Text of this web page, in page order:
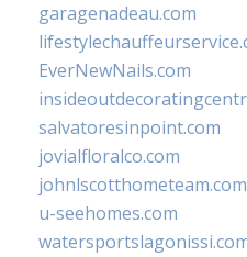
garagenadeau.com
EverNewNails.com
salvatoresinpoint.com
jovialfloralco.com
johnlscotthometeam.com
u-seehomes.com